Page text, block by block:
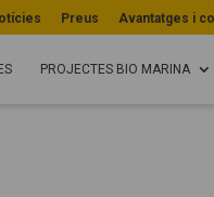
Preus Avantatges i
PROJECTES BIO MARINA